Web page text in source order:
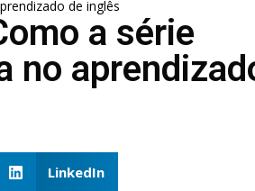
de inglês
a série
no
LinkedIn